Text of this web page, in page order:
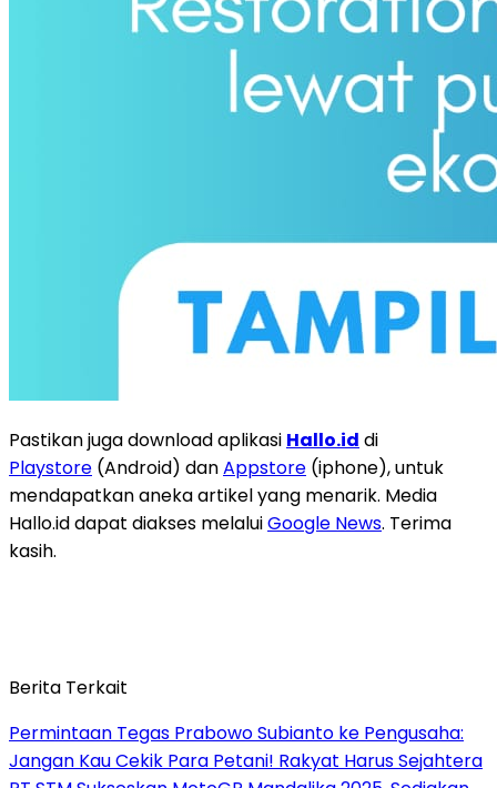
Pastikan juga download aplikasi Hallo.id di
Playstore (Android) danAppstore (iphone), untuk
mendapatkan aneka artikel yang menarik. Media
Hallo.id dapat diakses melaluiGoogle News. Terima
kasih.
Berita Terkait
Permintaan Tegas Prabowo Subianto ke Pengusaha:
Jangan Kau Cekik Para Petani! Rakyat Harus Sejahtera